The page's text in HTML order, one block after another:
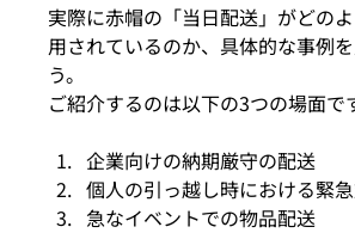
実際に赤帽の「当日配送」がどの
用されているのか、具体的な事例
う。
ご紹介するのは以下の3つの場面で
企業向けの納期厳守の配送
個人の引っ越し時における緊
急なイベントでの物品配送